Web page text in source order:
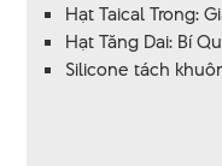
Hạt Taical Trong:
Hạt Tăng Dai: Bí
Silicone tách